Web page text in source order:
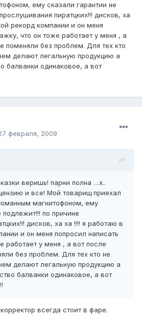
ему сказали гарантии не
пиратцких!!! дисков, ха
рекорд компании и он меня
что он тоже работает у меня , а
поменяли без проблем. Для тех кто
делают легальную продукцию а
балванки одинаковое, а вот
февраля, 2009
веришь! парни полна …х..
и все! Мой товарищ приехал
магнитофоном, ему
подлежит!!! по причине
дисков, ха ха !!!! я работаю в
и он меня попросил написать
работает у меня , а вот после
без проблем. Для тех кто не
делают легальную продукцию а
балванки одинаковое, а вот
всегда стоит в фаре.